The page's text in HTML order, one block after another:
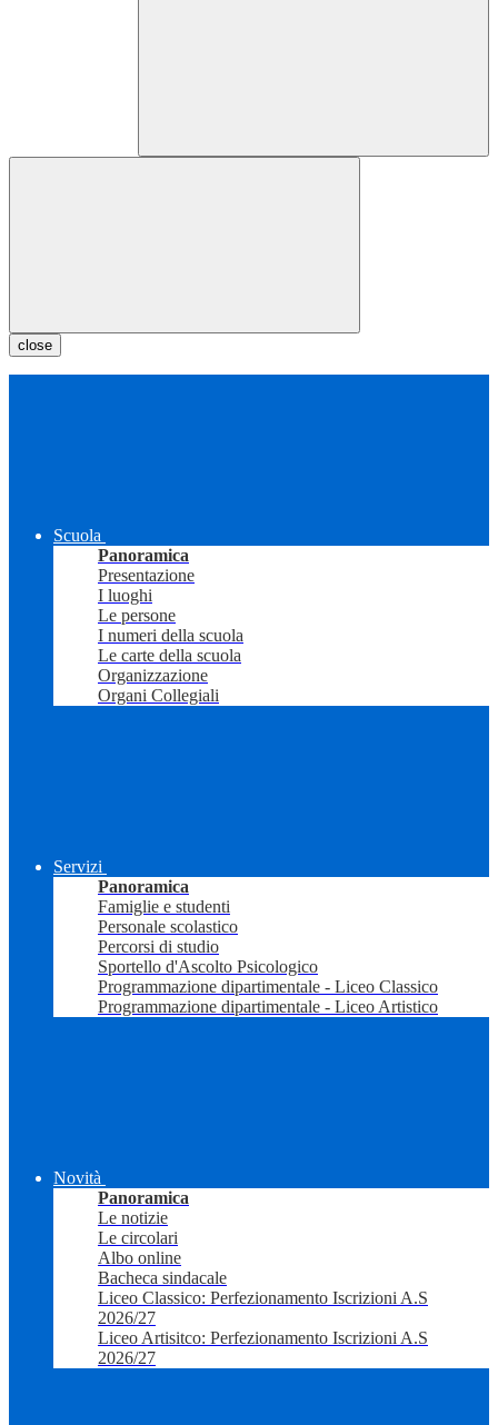
close
Scuola
Panoramica
Presentazione
I luoghi
Le persone
I numeri della scuola
Le carte della scuola
Organizzazione
Organi Collegiali
Servizi
Panoramica
Famiglie e studenti
Personale scolastico
Percorsi di studio
Sportello d'Ascolto Psicologico
Programmazione dipartimentale - Liceo Classico
Programmazione dipartimentale - Liceo Artistico
Novità
Panoramica
Le notizie
Le circolari
Albo online
Bacheca sindacale
Liceo Classico: Perfezionamento Iscrizioni A.S
2026/27
Liceo Artisitco: Perfezionamento Iscrizioni A.S
2026/27